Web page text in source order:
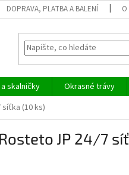
DOPRAVA, PLATBA A BALENÍ O
skalničky Okrasné trávy
(10 ks)
JP 24/7